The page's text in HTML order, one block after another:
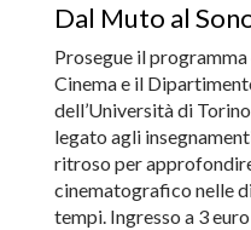
Dal Muto al
Prosegue il
Cinema e il
dell’Università di
legato agli
ritroso per
cinematografico nelle
tempi. Ingresso a 3